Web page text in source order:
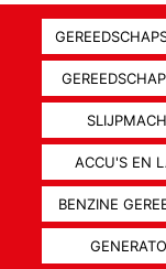
ACCU'S EN
BENZINE